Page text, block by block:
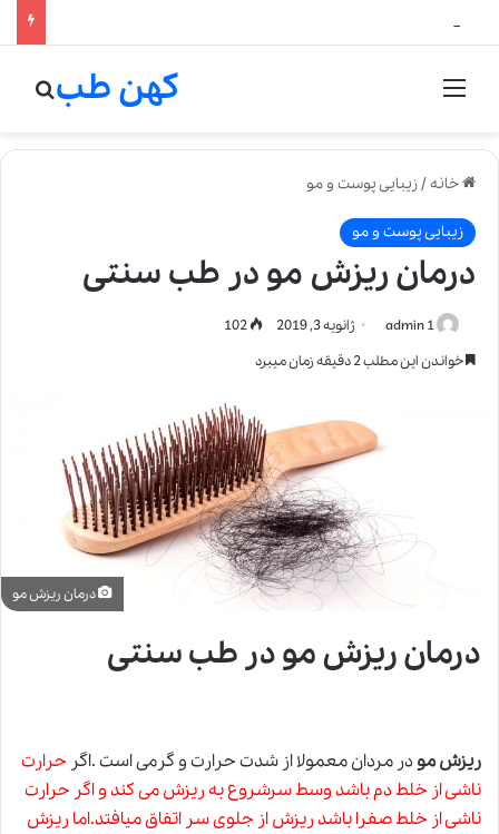
منو کهن طب
خانه/زیبایی پوست و مو
زیبایی پوست و مو
درمان ریزش مو در طب سنتی
admin 1 ژانویه 3, 2019
خواندن این مطلب 2 دقیقه زمان میبرد
درمان ریزش مو
درمان ریزش مو در طب سنتی
ریزش مودر مردان معمولا از شدت حرارت و گرمی است .اگر حرارت
ناشی از خلط دم باشد وسط سرشروع به ریزش می کند و اگر حرارت
ناشی از خلط صفرا باشد ریزش از جلوی سر اتفاق میافتد.اماریزش